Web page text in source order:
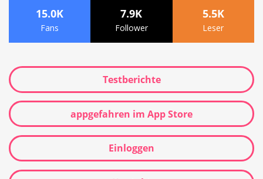
15.0K
Fans
7.9K
Follower
5.5K
Leser
Testberichte
appgefahren im App Store
Einloggen